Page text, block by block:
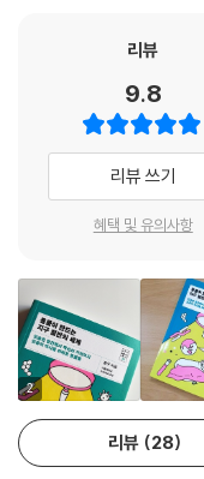
누는 반려동물, 의학의 발
생태계를 보전하는 야생
있는 공동체다. 지금까지
를 보살필 때 함께 상생하
---「4부 | 끊임없이 진화
유전자 교정 실험동물을
부, 신경 등 각 조직으로
다. 이런 연구 중의 한 예가
스템을 바꾸어 생식세포를
결과는 앞으로 다양한 동물
한다. 존재하는 하나의 세
상상이 현실로 다가오고 있
양한 종의 보존에 기여할
류의 역사를 바꾼 동물과
경이롭고 놀라운 연결고
얼마나 알고 있을까? 생
대로 생각해보지 못했던
인간을 위한 동물 vs 동물
서울대 수의학과 장구 교
담은 주요 개념으로 다루며
의 사이클 안에 있다고 강
불리는 인슐린은 ‘마저리’
게서 얻은 의학 기술의 눈
제 연구에도 기여하고 있다.
리뷰
9.8
리뷰 쓰기
혜택 및 유의사항
2
리뷰 28